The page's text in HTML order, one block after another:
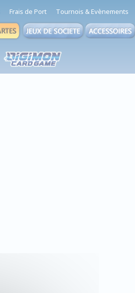
Frais de Port Tournois & Evènements